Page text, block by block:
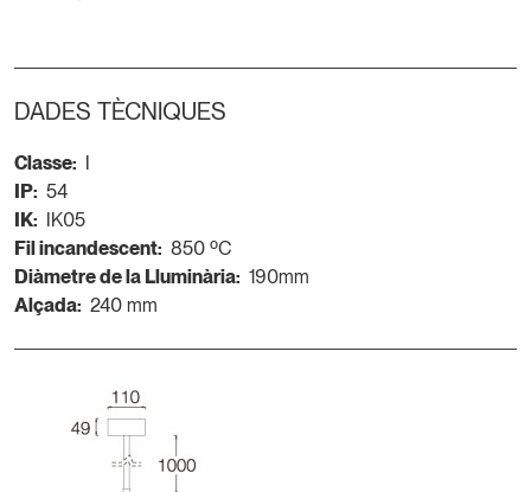
DADES TÈCNIQUES
Classe:
IP: 54
IK:
IK05
Fil incandescent: 850 ºC
Diàmetre de la Lluminària: 190mm
Alçada: 240 mm